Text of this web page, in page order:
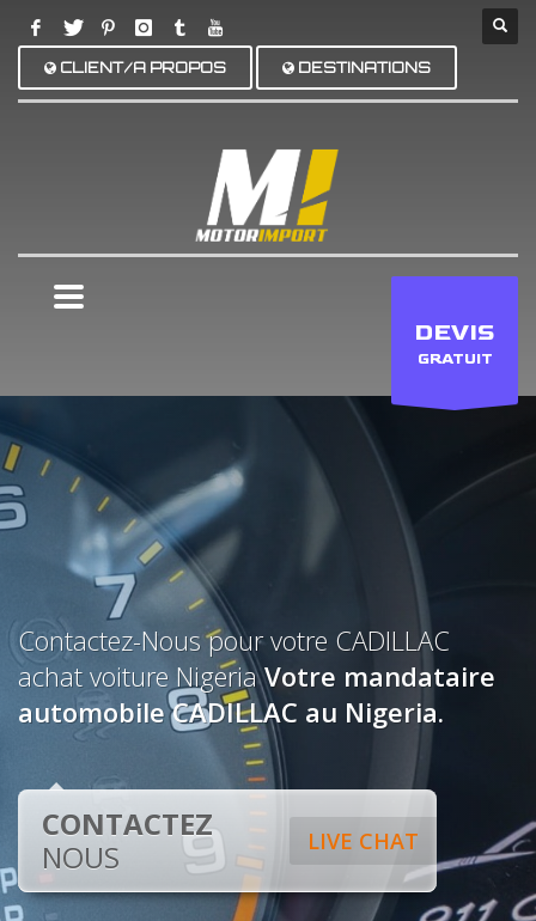
CLIENT/A PROPOS DESTINATIONS
DEVIS
GRATUIT
Contactez-Nous pour votre CADILLAC
achat voiture NigeriaVotre mandataire
automobile CADILLAC au Nigeria.
LIVE CHAT
CONTACTEZ
NOUS